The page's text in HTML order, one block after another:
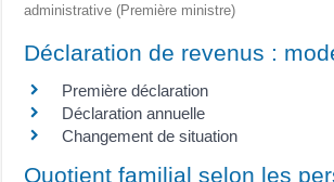
administrative (Première ministre)
Déclaration de revenus :
Première déclaration
Déclaration annuelle
Changement de situation
Quotient familial selon les